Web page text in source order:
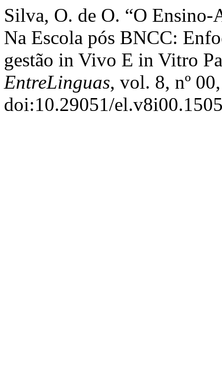
Silva, O. de O. “O Ensino-
Na Escola pós BNCC:
gestão in Vivo E in Vitro
EntreLinguas, vol. 8, nº
doi:10.29051/